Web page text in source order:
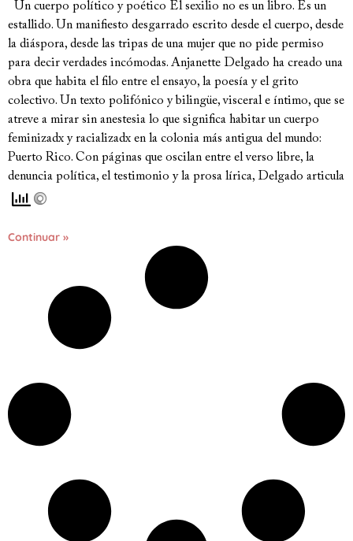
Un cuerpo político y poético El sexilio no es un libro. Es un
estallido. Un manifiesto desgarrado escrito desde el cuerpo, desde
la diáspora, desde las tripas de una mujer que no pide permiso
para decir verdades incómodas. Anjanette Delgado ha creado una
obra que habita el filo entre el ensayo, la poesía y el grito
colectivo. Un texto polifónico y bilingüe, visceral e íntimo, que se
atreve a mirar sin anestesia lo que significa habitar un cuerpo
feminizadx y racializadx en la colonia más antigua del mundo:
Puerto Rico. Con páginas que oscilan entre el verso libre, la
denuncia política, el testimonio y la prosa lírica, Delgado articula
Continuar »